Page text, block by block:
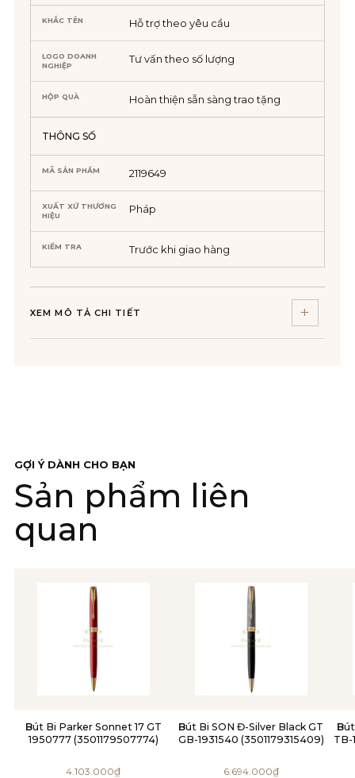
KHẮC TÊN Hỗ trợ theo yêu cầu
LOGO DOANH
NGHIỆP
Tư vấn theo số lượng
HỘP QUÀ Hoàn thiện sẵn sàng trao tặng
THÔNG SỐ
MÃ SẢN PHẨM 2119649
XUẤT XỨ THƯƠNG
HIỆU
Pháp
KIỂM TRA Trước khi giao hàng
XEM MÔ TẢ CHI TIẾT
GỢI Ý DÀNH CHO BẠN
Sản phẩm liên
quan
Bút Bi Parker Sonnet 17 GT
1950777 (3501179507774)
4.103.000₫
Bút Bi SON Đ-Silver Black GT
GB-1931540 (3501179315409)
6.694.000₫
Bút Lông Bi SON X-Black GT
TB-